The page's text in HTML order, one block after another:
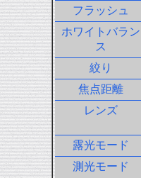
フラッシュ
ホワイトバラン
ス
絞り
焦点距離
レンズ
露光モード
測光モード